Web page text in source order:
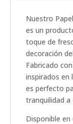
Nuestro
es un
toque de
decoración
Fabricado
inspirados en
es perfecto
tranquilidad a
Disponible